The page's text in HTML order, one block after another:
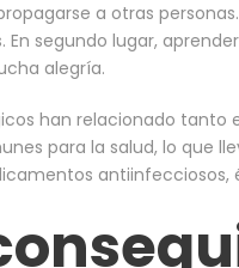
a otras
segundo lugar,
alegría.
han relacionado
para la salud, lo que
antiinfecciosos,